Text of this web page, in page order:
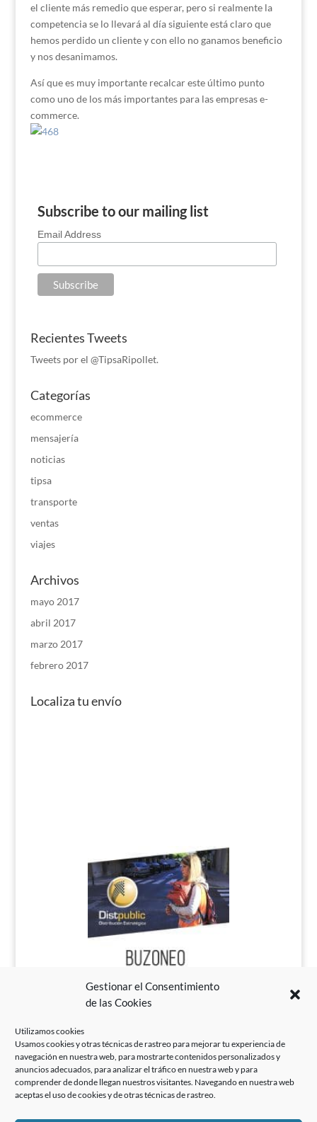
Gestionar el Consentimiento
de las Cookies
Utilizamos cookies
Usamos cookies y otras técnicas de rastreo para mejorar tu experiencia de
navegación en nuestra web, para mostrarte contenidos personalizados y
anuncios adecuados, para analizar el tráfico en nuestra web y para
comprender de donde llegan nuestros visitantes. Navegando en nuestra web
aceptas el uso de cookies y de otras técnicas de rastreo.
el cliente más remedio que esperar, pero si realmente la
competencia se lo llevará al día siguiente está claro que
hemos perdido un cliente y con ello no ganamos beneficio
y nos desanimamos.
Así que es muy importante recalcar este último punto
como uno de los más importantes para las empresas e-
commerce.
Subscribe to our mailing list
Email Address
Recientes Tweets
Tweets por el @TipsaRipollet.
Categorías
ecommerce
mensajería
noticias
tipsa
transporte
ventas
viajes
Archivos
mayo 2017
abril 2017
marzo 2017
febrero 2017
Localiza tu envío